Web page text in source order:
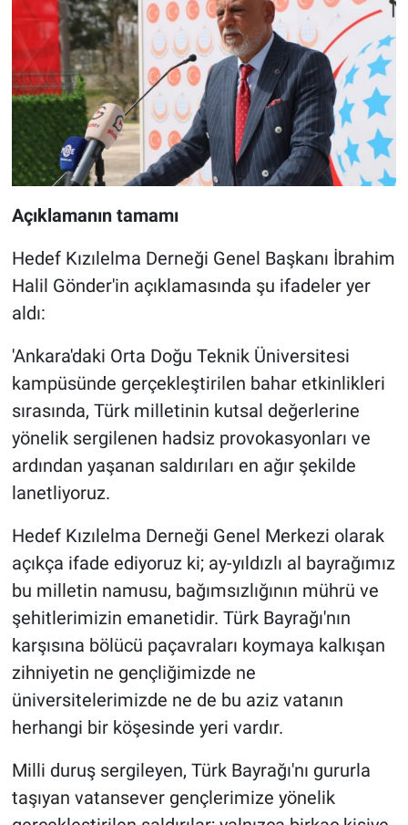
Açıklamanın tamamı
Hedef Kızılelma Derneği Genel Başkanı İbrahim
Halil Gönder'in açıklamasında şu ifadeler yer
aldı:
'Ankara'daki Orta Doğu Teknik Üniversitesi
kampüsünde gerçekleştirilen bahar etkinlikleri
sırasında, Türk milletinin kutsal değerlerine
yönelik sergilenen hadsiz provokasyonları ve
ardından yaşanan saldırıları en ağır şekilde
lanetliyoruz.
Hedef Kızılelma Derneği Genel Merkezi olarak
açıkça ifade ediyoruz ki; ay-yıldızlı al bayrağımız
bu milletin namusu, bağımsızlığının mührü ve
şehitlerimizin emanetidir. Türk Bayrağı'nın
karşısına bölücü paçavraları koymaya kalkışan
zihniyetin ne gençliğimizde ne
üniversitelerimizde ne de bu aziz vatanın
herhangi bir köşesinde yeri vardır.
Milli duruş sergileyen, Türk Bayrağı'nı gururla
taşıyan vatansever gençlerimize yönelik